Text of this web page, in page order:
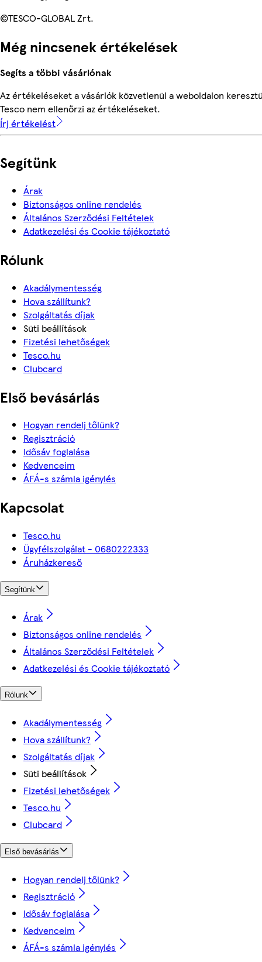
©TESCO-GLOBAL Zrt.
Még nincsenek értékelések
Segíts a többi vásárlónak
Az értékeléseket a vásárlók közvetlenül a weboldalon
Tesco nem ellenőrzi az értékeléseket.
Írj értékelést
Segítünk
Árak
Biztonságos online rendelés
Általános Szerződési Feltételek
Adatkezelési és Cookie tájékoztató
Rólunk
Akadálymentesség
Hova szállítunk?
Szolgáltatás díjak
Süti beállítások
Fizetési lehetőségek
Tesco.hu
Clubcard
Első bevásárlás
Hogyan rendelj tőlünk?
Regisztráció
Idősáv foglalása
Kedvenceim
ÁFÁ-s számla igénylés
Kapcsolat
Tesco.hu
Ügyfélszolgálat - 0680222333
Áruházkereső
Segítünk
Árak
Biztonságos online rendelés
Általános Szerződési Feltételek
Adatkezelési és Cookie tájékoztató
Rólunk
Akadálymentesség
Hova szállítunk?
Szolgáltatás díjak
Süti beállítások
Fizetési lehetőségek
Tesco.hu
Clubcard
Első bevásárlás
Hogyan rendelj tőlünk?
Regisztráció
Idősáv foglalása
Kedvenceim
ÁFÁ-s számla igénylés